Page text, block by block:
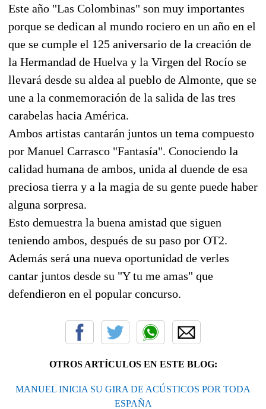
Este año "Las Colombinas" son muy importantes
porque se dedican al mundo rociero en un año en el
que se cumple el 125 aniversario de la creación de
la Hermandad de Huelva y la Virgen del Rocío se
llevará desde su aldea al pueblo de Almonte, que se
une a la conmemoración de la salida de las tres
carabelas hacia América.
Ambos artistas cantarán juntos un tema compuesto
por Manuel Carrasco "Fantasía". Conociendo la
calidad humana de ambos, unida al duende de esa
preciosa tierra y a la magia de su gente puede haber
alguna sorpresa.
Esto demuestra la buena amistad que siguen
teniendo ambos, después de su paso por OT2.
Además será una nueva oportunidad de verles
cantar juntos desde su "Y tu me amas" que
defendieron en el popular concurso.
OTROS ARTÍCULOS EN ESTE BLOG:
MANUEL INICIA SU GIRA DE ACÚSTICOS POR TODA
ESPAÑA